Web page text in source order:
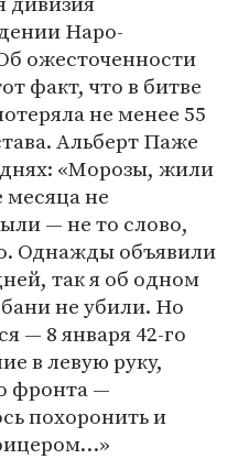
Наро-
ожесточенности
факт, что в битве
не менее 55
Альберт Паже
«Морозы, жили
месяца не
— не то слово,
Однажды объявили
так я об одном
не убили. Но
— 8 января 42-го
в левую руку,
фронта —
похоронить и